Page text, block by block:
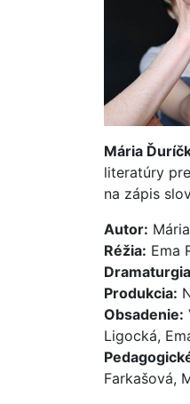
Mária
literatúry
na zápis
Autor:
Réžia: Ema
Produkcia:
Obsadenie:
Ligocká,
Farkašová,